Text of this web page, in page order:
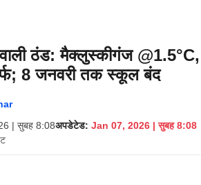
वाली ठंड: मैक्लुस्कीगंज @1.5°C,
8 जनवरी तक स्कूल बंद
| सुबह 8:08अपडेटेड: Jan 07, 2026 | सुबह 8:08